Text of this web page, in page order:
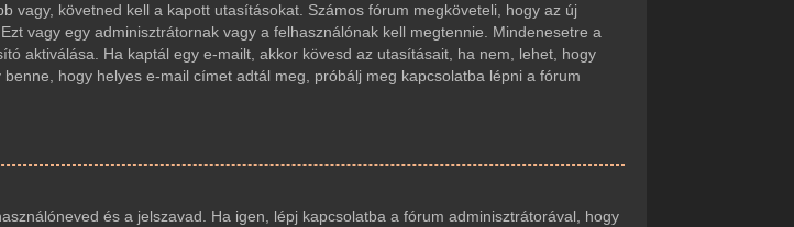
vagy, követned kell a kapott utasításokat. Számos fórum megköveteli, hogy az új
vagy egy adminisztrátornak vagy a felhasználónak kell megtennie. Mindenesetre a
aktiválása. Ha kaptál egy e-mailt, akkor kövesd az utasításait, ha nem, lehet, hogy
hogy helyes e-mail címet adtál meg, próbálj meg kapcsolatba lépni a fórum
és a jelszavad. Ha igen, lépj kapcsolatba a fórum adminisztrátorával, hogy